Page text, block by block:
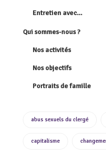
Entretien avec…
Qui sommes-nous ?
Nos activités
Nos objectifs
Portraits de famille
abus sexuels du clergé
capitalisme